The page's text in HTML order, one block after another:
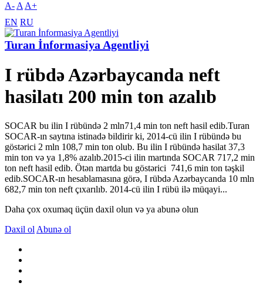
A- A A+
EN RU
Turan İnformasiya Agentliyi
I rübdə Azərbaycanda neft
hasilatı 200 min ton azalıb
SOCAR bu ilin I rübündə 2 mln71,4 min ton neft hasil edib.Turan
SOCAR-ın saytına istinadə bildirir ki, 2014-cü ilin I rübündə bu
göstərici 2 mln 108,7 min ton olub. Bu ilin I rübündə hasilat 37,3
min ton və ya 1,8% azalıb.2015-ci ilin martında SOCAR 717,2 min
ton neft hasil edib. Ötən martda bu göstərici 741,6 min ton təşkil
edib.SOCAR-ın hesablamasına görə, I rübdə Azərbaycanda 10 mln
682,7 min ton neft çıxarılıb. 2014-cü ilin I rübü ilə müqayi...
Daha çox oxumaq üçün daxil olun və ya abunə olun
Daxil ol Abunə ol